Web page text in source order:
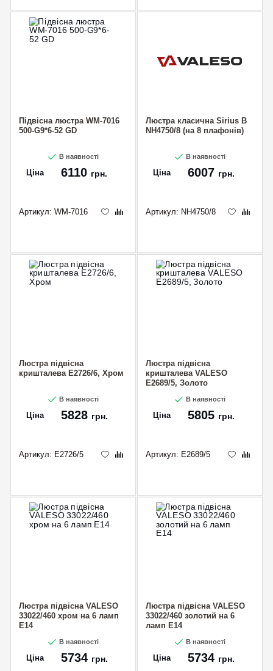
Підвісна люстра WM-7016
500-G9*6-52 GD
В наявності
Ціна 6110 грн.
Артикул: WM-7016
Люстра класична Sirius B
NH4750/8 (на 8 плафонів)
В наявності
Ціна 6007 грн.
Артикул: NH4750/8
Люстра підвісна
кришталева E2726/6, Хром
В наявності
Ціна 5828 грн.
Артикул: E2726/5
Люстра підвісна
кришталева VALESO
E2689/5, Золото
В наявності
Ціна 5805 грн.
Артикул: E2689/5
Люстра підвісна VALESO
33022/460 хром на 6 ламп
E14
В наявності
Ціна 5734 грн.
Люстра підвісна VALESO
33022/460 золотий на 6
ламп E14
В наявності
Ціна 5734 грн.